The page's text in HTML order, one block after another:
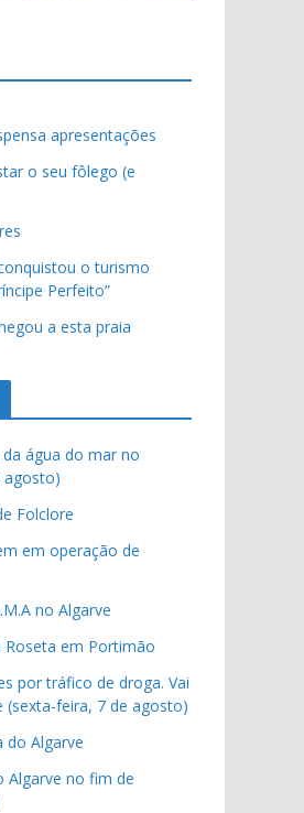
apresentações
o seu fôlego (e
o turismo
Perfeito”
a esta praia
água do mar no
agosto)
Folclore
em operação de
no Algarve
Roseta em Portimão
por tráfico de droga. Vai
(sexta-feira, 7 de agosto)
do Algarve
Algarve no fim de